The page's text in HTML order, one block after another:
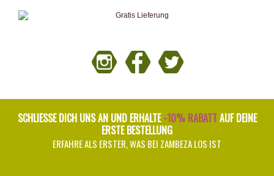
SCHLIESSE DICH UNS AN UND ERHALTE -10% RABATTAUF DEINE
ERSTE BESTELLUNG
ERFAHRE ALS ERSTER, WAS BEI ZAMBEZA LOS IST